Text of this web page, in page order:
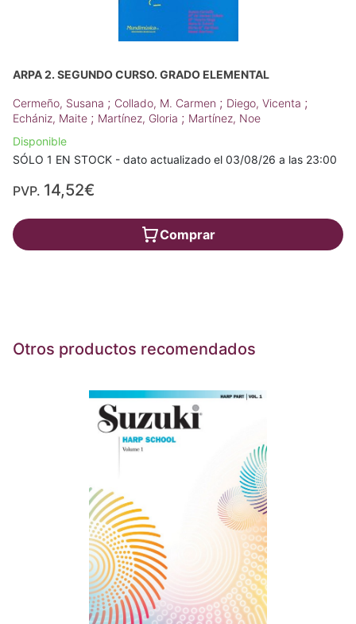
ARPA 2. SEGUNDO CURSO. GRADO ELEMENTAL
Cermeño, Susana ; Collado, M. Carmen ; Diego, Vicenta ;
Echániz, Maite ; Martínez, Gloria ; Martínez, Noe
Disponible
SÓLO 1 EN STOCK - dato actualizado el 03/08/26 a las 23:00
PVP. 14,52€
Comprar
Otros productos recomendados